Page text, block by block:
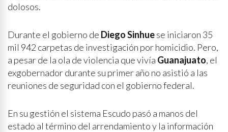
dolosos.
Durante el gobierno de Diego Sinhuese iniciaron 35
mil 942 carpetas de investigación por homicidio. Pero,
a pesar de la ola de violencia que vivía Guanajuato, el
exgobernador durante su primer año no asistió a las
reuniones de seguridad con el gobierno federal.
En su gestión el sistema Escudo pasó a manos del
estado al término del arrendamiento y la información